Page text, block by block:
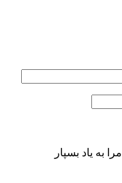
مرا به یاد بسپار